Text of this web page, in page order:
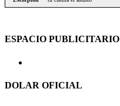
ESPACIO PUBLICITARIO
DOLAR OFICIAL